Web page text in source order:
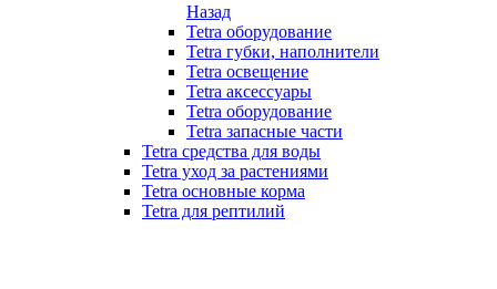
Назад
Tetra оборудование
Tetra губки, наполнители
Tetra освещение
Tetra аксессуары
Tetra оборудование
Tetra запасные части
Tetra средства для воды
Tetra уход за растениями
Tetra основные корма
Tetra для рептилий